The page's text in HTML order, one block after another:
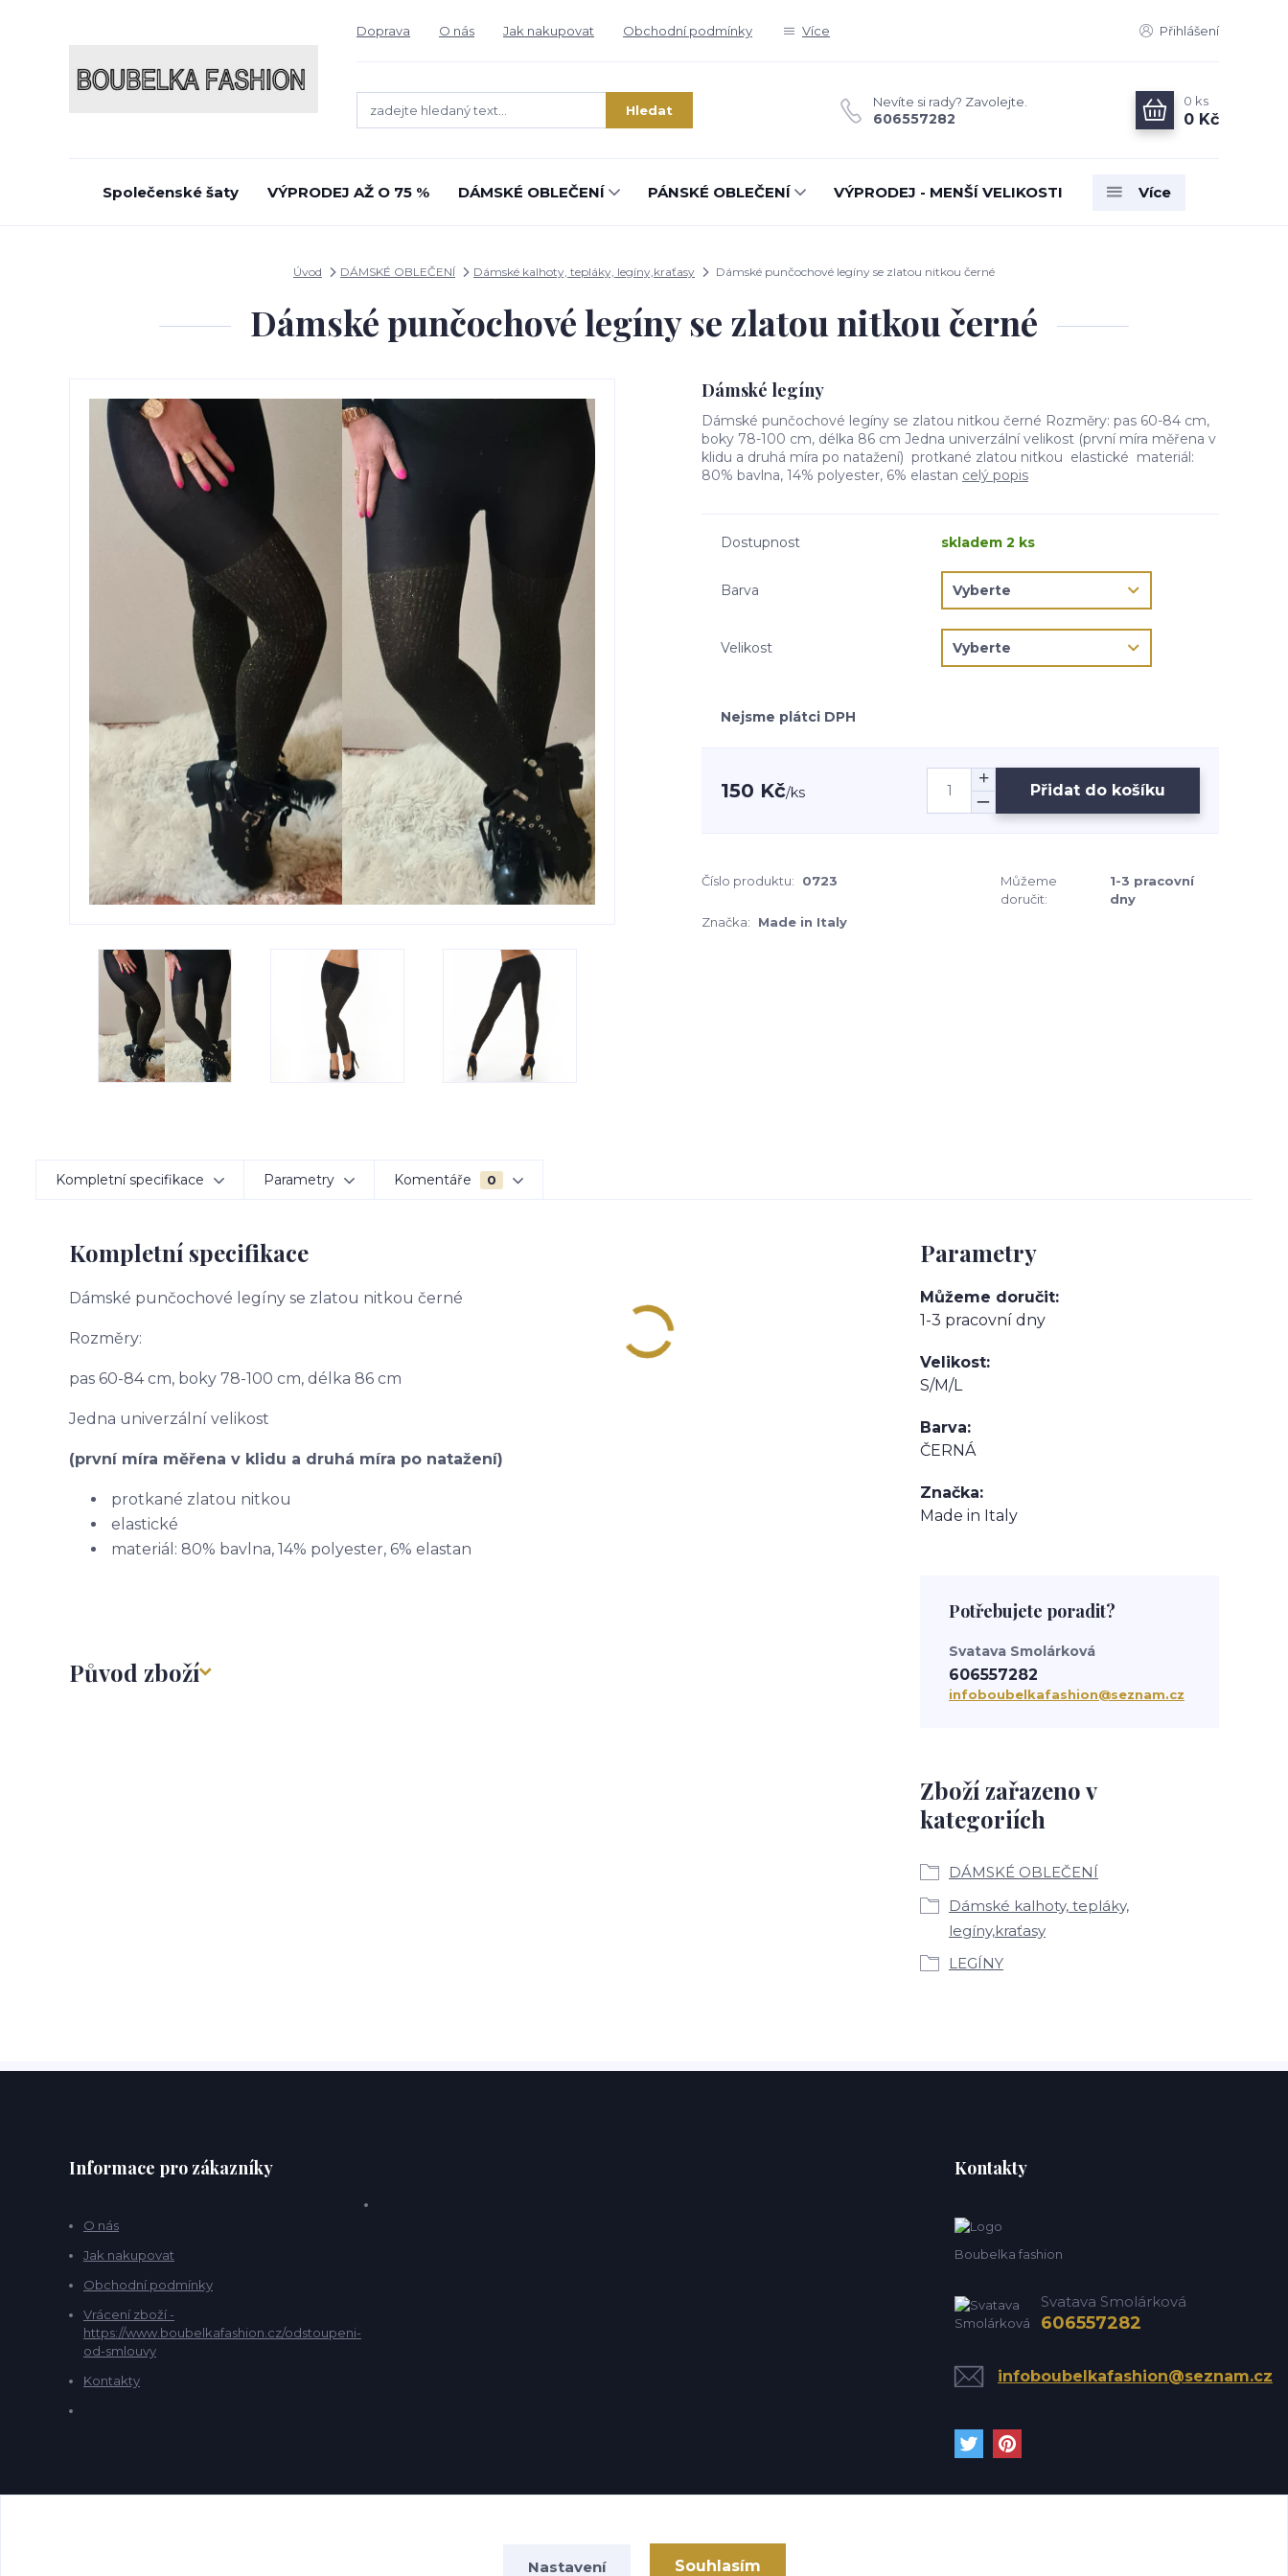
Doprava O nás Jak nakupovat Obchodní podmínky Více Přihlášení
Hledat
Nevíte si rady? Zavolejte.
606557282
0 ks
0 Kč
Společenské šaty VÝPRODEJ AŽ O 75 % DÁMSKÉ OBLEČENÍ PÁNSKÉ OBLEČENÍ VÝPRODEJ - MENŠÍ VELIKOSTI Více
Úvod DÁMSKÉ OBLEČENÍ Dámské kalhoty, tepláky, legíny,kraťasy Dámské punčochové legíny se zlatou nitkou černé
Dámské punčochové legíny se zlatou nitkou černé
Dámské legíny
Dámské punčochové legíny se zlatou nitkou černé Rozměry: pas 60-84 cm,
boky 78-100 cm, délka 86 cm Jedna univerzální velikost (první míra měřena v
klidu a druhá míra po natažení) protkané zlatou nitkou elastické materiál:
80% bavlna, 14% polyester, 6% elastan celý popis
Dostupnost skladem 2 ks
Barva
Velikost
Nejsme plátci DPH
150 Kč/ks Přidat do košíku
Číslo produktu: 0723
Můžeme
doručit:
1-3 pracovní
dny
Značka:
Made in Italy
Kompletní specifikace Parametry Komentáře 0
Kompletní specifikace
Dámské punčochové legíny se zlatou nitkou černé
Rozměry:
pas 60-84 cm, boky 78-100 cm, délka 86 cm
Jedna univerzální velikost
(první míra měřena v klidu a druhá míra po natažení)
protkané zlatou nitkou
elastické
materiál: 80% bavlna, 14% polyester, 6% elastan
Původ zboží
Parametry
Můžeme doručit
1-3 pracovní dny
Velikost
S/M/L
Barva
ČERNÁ
Značka
Made in Italy
Zboží zařazeno v
kategoriích
DÁMSKÉ OBLEČENÍ
Dámské kalhoty, tepláky,
legíny,kraťasy
LEGÍNY
Potřebujete poradit?
Svatava Smolárková
606557282
infoboubelkafashion@seznam.cz
Informace pro zákazníky
O nás
Jak nakupovat
Obchodní podmínky
Vrácení zboží -
https://www.boubelkafashion.cz/odstoupeni-
od-smlouvy
Kontakty
Kontakty
Boubelka fashion
Svatava Smolárková
606557282
infoboubelkafashion@seznam.cz
Nastavení Souhlasím